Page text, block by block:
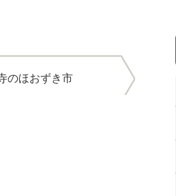
のほおずき市